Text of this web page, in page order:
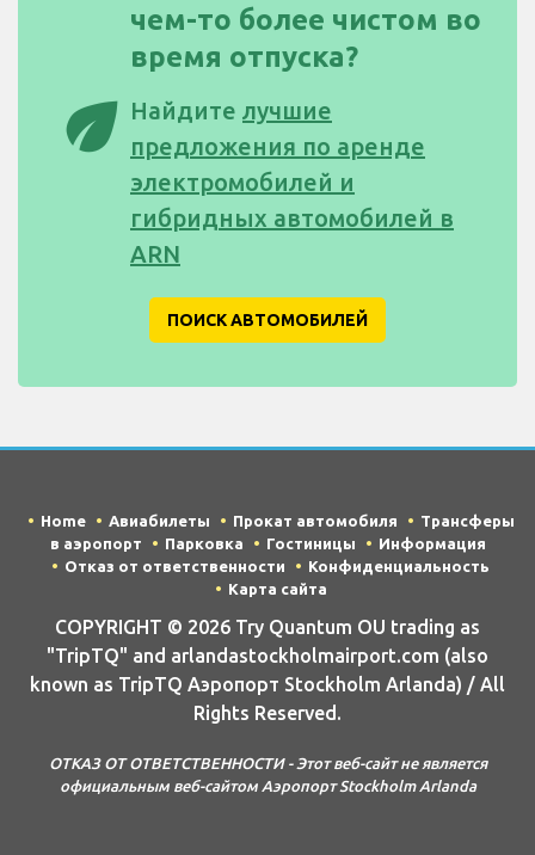
eco
чем-то более чистом во
время отпуска?
Найдите лучшие
предложения по аренде
электромобилей и
гибридных автомобилей в
ARN
ПОИСК АВТОМОБИЛЕЙ
Home Авиабилеты Прокат автомобиля
Трансферы
в аэропорт
Парковка Гостиницы
Информация
Отказ от ответственности
Конфиденциальность
Карта сайта
COPYRIGHT © 2026 Try Quantum OU trading as
"TripTQ" and arlandastockholmairport.com (also
known as TripTQ Аэропорт Stockholm Arlanda) / All
Rights Reserved.
ОТКАЗ ОТ ОТВЕТСТВЕННОСТИ - Этот веб-сайт не является
официальным веб-сайтом Аэропорт Stockholm Arlanda